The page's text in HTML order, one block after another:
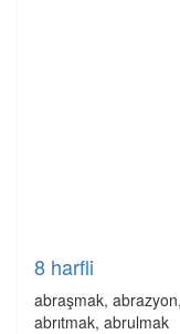
8 harfli
abraşmak,
abrıtmak, abrulmak